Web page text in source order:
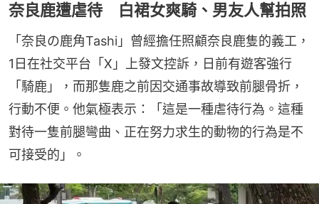
奈良鹿遭虐待 白裙女爽騎、男友人幫拍照
「奈良の鹿角Tashi」曾經擔任照顧奈良鹿隻的義工，
1日在社交平台「X」上發文控訴，日前有遊客強行
「騎鹿」，而那隻鹿之前因交通事故導致前腿骨折，
行動不便。他氣極表示：「這是一種虐待行為。這種
對待一隻前腿彎曲、正在努力求生的動物的行為是不
可接受的」。